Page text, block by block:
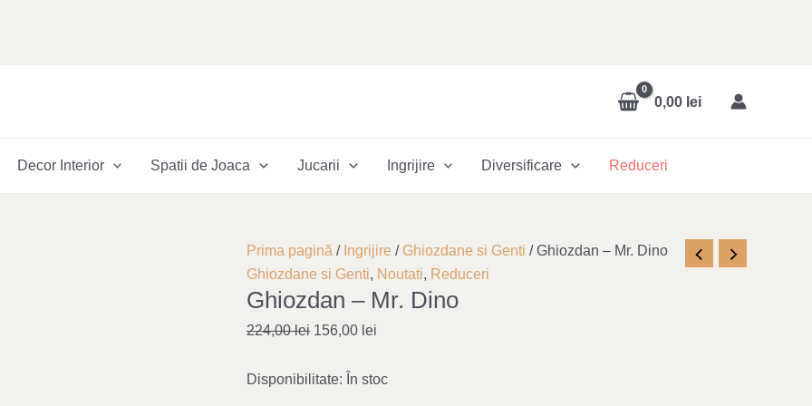
0,00 lei
Decor Interior Spatii de Joaca Jucarii Ingrijire Diversificare Reduceri
Prima pagină / Ingrijire / Ghiozdane si Genti / Ghiozdan – Mr. Dino
Ghiozdane si Genti, Noutati, Reduceri
Ghiozdan – Mr. Dino
224,00lei
Original
price
was:
156,00 lei
Current
price
is:
Disponibilitate: În stoc
Cantitate
Ghiozdan
-